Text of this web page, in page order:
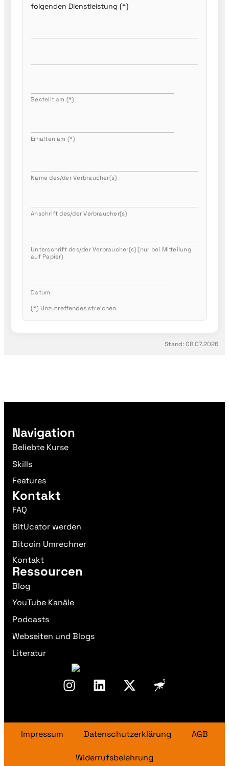
folgenden Dienstleistung (*)
Bestellt am (*)
Erhalten am (*)
Name des/der Verbraucher(s)
Anschrift des/der Verbraucher(s)
Unterschrift des/der Verbraucher(s) (nur bei Mitteilung
auf Papier)
Datum
(*) Unzutreffendes streichen.
Stand: 08.07.2026
Navigation
Beliebte Kurse
Skills
Features
Kontakt
FAQ
BitUcator werden
Bitcoin Umrechner
Kontakt
Ressourcen
Blog
YouTube Kanäle
Podcasts
Webseiten und Blogs
Literatur
Impressum Datenschutzerklärung AGB
Widerrufsbelehrung